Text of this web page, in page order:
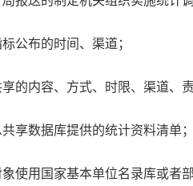
标公布的时间、渠道；
享的内容、方式、时限、渠道
共享数据库提供的统计资料清单
象使用国家基本单位名录库或